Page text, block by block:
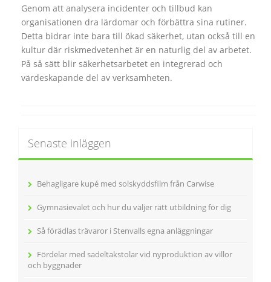
Genom att analysera incidenter och tillbud kan
organisationen dra lärdomar och förbättra sina rutiner.
Detta bidrar inte bara till ökad säkerhet, utan också till en
kultur där riskmedvetenhet är en naturlig del av arbetet.
På så sätt blir säkerhetsarbetet en integrerad och
värdeskapande del av verksamheten.
Senaste inläggen
Behagligare kupé med solskyddsfilm från Carwise
Gymnasievalet och hur du väljer rätt utbildning för dig
Så förädlas trävaror i Stenvalls egna anläggningar
Fördelar med sadeltakstolar vid nyproduktion av villor
och byggnader